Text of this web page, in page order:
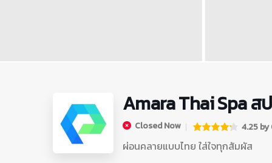
Amara Thai Spa ส
Closed Now 4.25 by
ผ่อนคลายแบบไทย ใส่ใจทุกสัมผัส